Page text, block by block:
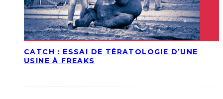
CATCH : ESSAI DE TÉRATOLOGIE D’UNE
USINE À FREAKS